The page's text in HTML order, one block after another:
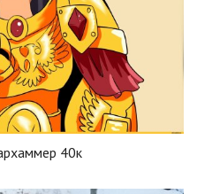
40к